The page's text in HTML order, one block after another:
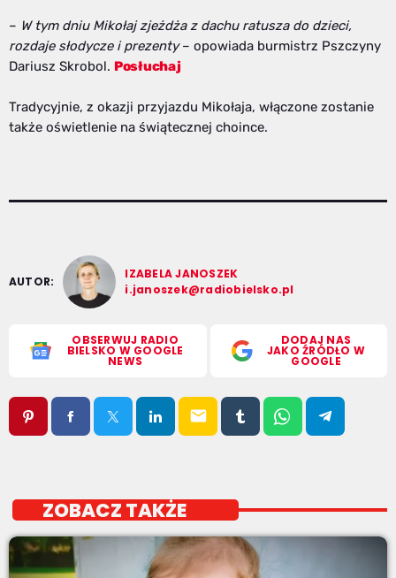
– W tym dniu Mikołaj zjeżdża z dachu ratusza do dzieci,
rozdaje słodycze i prezenty– opowiada burmistrz Pszczyny
Dariusz Skrobol. Posłuchaj
Tradycyjnie, z okazji przyjazdu Mikołaja, włączone zostanie
także oświetlenie na świątecznej choince.
AUTOR:
IZABELA JANOSZEK
i.janoszek@radiobielsko.pl
OBSERWUJ RADIO
BIELSKO W GOOGLE
NEWS
DODAJ NAS
JAKO ŹRÓDŁO W
GOOGLE
email
ZOBACZ TAKŻE